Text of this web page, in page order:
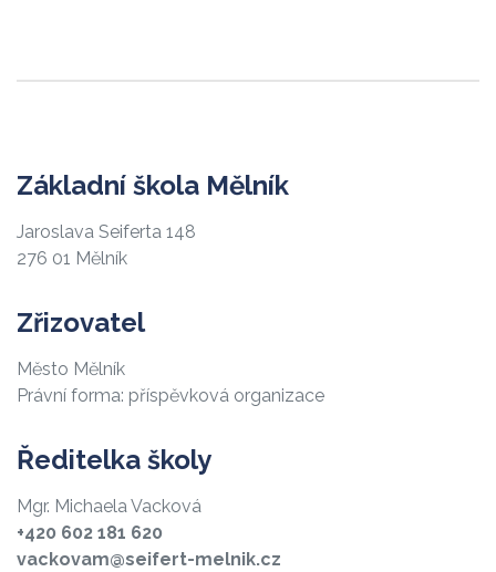
Základní škola Mělník
Jaroslava Seiferta 148
276 01 Mělník
Zřizovatel
Město Mělník
Právní forma: příspěvková organizace
Ředitelka školy
Mgr. Michaela Vacková
+420 602 181 620
vackovam@seifert-melnik.cz